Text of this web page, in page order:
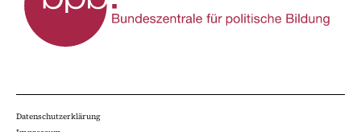
Datenschutzerklärung